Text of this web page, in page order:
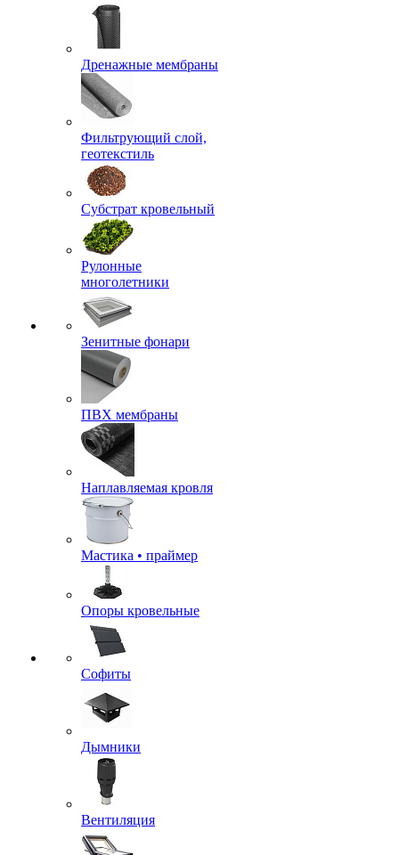
Дренажные мембраны
Фильтрующий слой,
геотекстиль
Субстрат кровельный
Рулонные
многолетники
Зенитные фонари
ПВХ мембраны
Наплавляемая кровля
Мастика • праймер
Опоры кровельные
Софиты
Дымники
Вентиляция